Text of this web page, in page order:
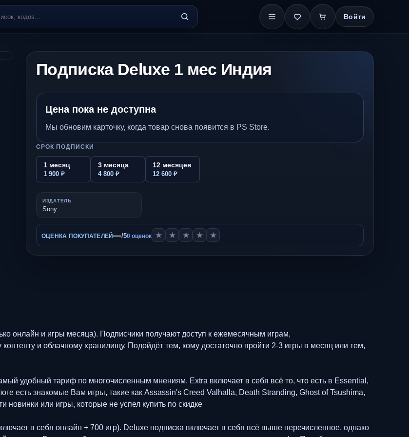
Войти
Подписка Deluxe 1 мес Индия
Цена пока не доступна
Мы обновим карточку, когда товар снова появится в PS Store.
СРОК ПОДПИСКИ
1 месяц
1 900 ₽
3 месяца
4 800 ₽
12 месяцев
12 600 ₽
ИЗДАТЕЛЬ
Sony
ОЦЕНКА ПОКУПАТЕЛЕЙ—/50 оценок ★ ★ ★ ★ ★
онлайн и игры месяца). Подписчики получают доступ к ежемесячным играм,
и облачному хранилищу. Подойдёт тем, кому достаточно пройти 2-3 игры в месяц или тем,
удобный тариф по многочисленным мнениям. Extra включает в себя всё то, что есть в Essential,
есть знакомые Вам игры, такие как Assassin's Creed Valhalla, Death Stranding, Ghost of Tsushima,
новинки или игры, которые не успел купить по скидке
в себя онлайн + 700 игр). Deluxe подписка включает в себя всё выше перечисленное, однако